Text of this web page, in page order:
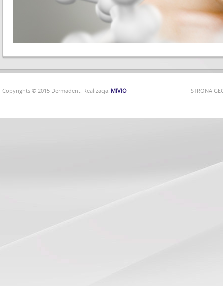
STRONA
Copyrights © 2015 Dermadent. Realizacja: MIVIO